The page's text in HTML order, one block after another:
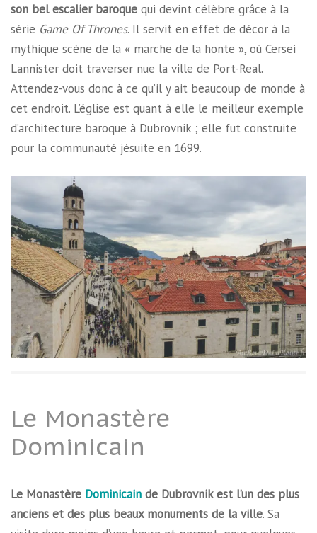
son bel escalier baroque qui devint célèbre grâce à la
série Game Of Thrones. Il servit en effet de décor à la
mythique scène de la « marche de la honte », où Cersei
Lannister doit traverser nue la ville de Port-Real.
Attendez-vous donc à ce qu’il y ait beaucoup de monde à
cet endroit. L’église est quant à elle le meilleur exemple
d’architecture baroque à Dubrovnik ; elle fut construite
pour la communauté jésuite en 1699.
Le Monastère
Dominicain
Le Monastère Dominicain de Dubrovnik est l’un des plus
anciens et des plus beaux monuments de la ville. Sa